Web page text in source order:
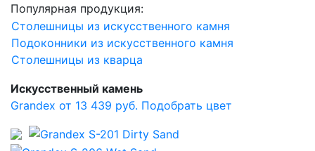
Популярная продукция:
Столешницы из искусственного камня
Подоконники из искусственного камня
Столешницы из кварца
Искусственный камень
Grandex от 13 439 руб. Подобрать цвет